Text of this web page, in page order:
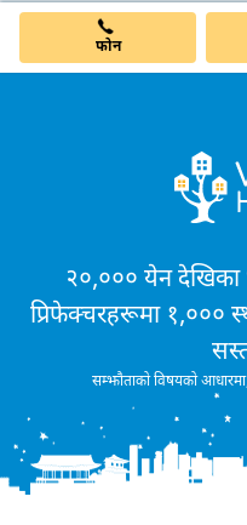
फोन
२०,००० येन
प्रिफेक्चरहरूमा १,०००
सम्झौताको विषयको